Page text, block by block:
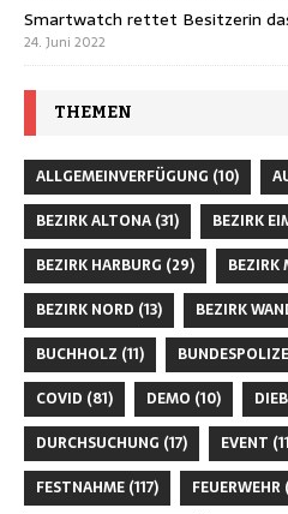
Smartwatch rettet Besitzerin
24. Juni 2022
THEMEN
ALLGEMEINVERFÜGUNG (10)
BEZIRK ALTONA (31) BEZIRK
BEZIRK HARBURG (29) BEZIRK
BEZIRK NORD (13) BEZIRK
BUCHHOLZ (11)
COVID (81) DEMO (10)
DURCHSUCHUNG (17) EVENT
FESTNAHME (117) FEUERWEHR